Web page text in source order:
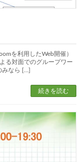
を利用したWeb開催）
る対面でのグループワー
みなら […]
続きを読む